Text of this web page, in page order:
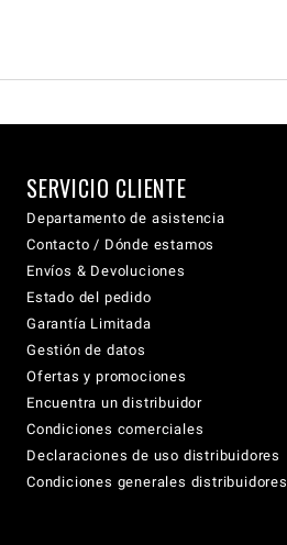
SERVICIO CLIENTE
Departamento de asistencia
Contacto / Dónde estamos
Envíos & Devoluciones
Estado del pedido
Garantía Limitada
Gestión de datos
Ofertas y promociones
Encuentra un distribuidor
Condiciones comerciales
Declaraciones de uso distribuidores
Condiciones generales distribuidores